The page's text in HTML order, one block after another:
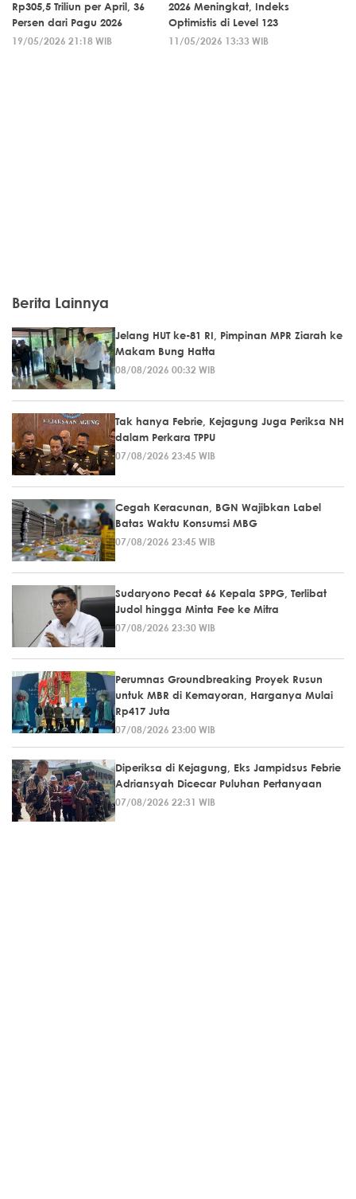
Rp305,5 Triliun per April, 36
Persen dari Pagu 2026
19/05/2026 21:18 WIB
2026 Meningkat, Indeks
Optimistis di Level 123
11/05/2026 13:33 WIB
Berita Lainnya
Jelang HUT ke-81 RI, Pimpinan MPR Ziarah ke
Makam Bung Hatta
08/08/2026 00:32 WIB
Tak hanya Febrie, Kejagung Juga Periksa NH
dalam Perkara TPPU
07/08/2026 23:45 WIB
Cegah Keracunan, BGN Wajibkan Label
Batas Waktu Konsumsi MBG
07/08/2026 23:45 WIB
Sudaryono Pecat 66 Kepala SPPG, Terlibat
Judol hingga Minta Fee ke Mitra
07/08/2026 23:30 WIB
Perumnas Groundbreaking Proyek Rusun
untuk MBR di Kemayoran, Harganya Mulai
Rp417 Juta
07/08/2026 23:00 WIB
Diperiksa di Kejagung, Eks Jampidsus Febrie
Adriansyah Dicecar Puluhan Pertanyaan
07/08/2026 22:31 WIB